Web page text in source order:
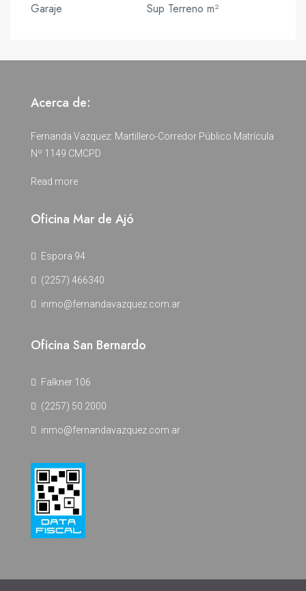
Garaje
Sup Terreno m²
Acerca de:
Fernanda Vazquez: Martillero-Corredor Público Matrícula
Nº 1149 CMCPD
Read more
Oficina Mar de Ajó
Espora 94
(2257) 466340
inmo@fernandavazquez.com.ar
Oficina San Bernardo
Falkner 106
(2257) 50 2000
inmo@fernandavazquez.com.ar